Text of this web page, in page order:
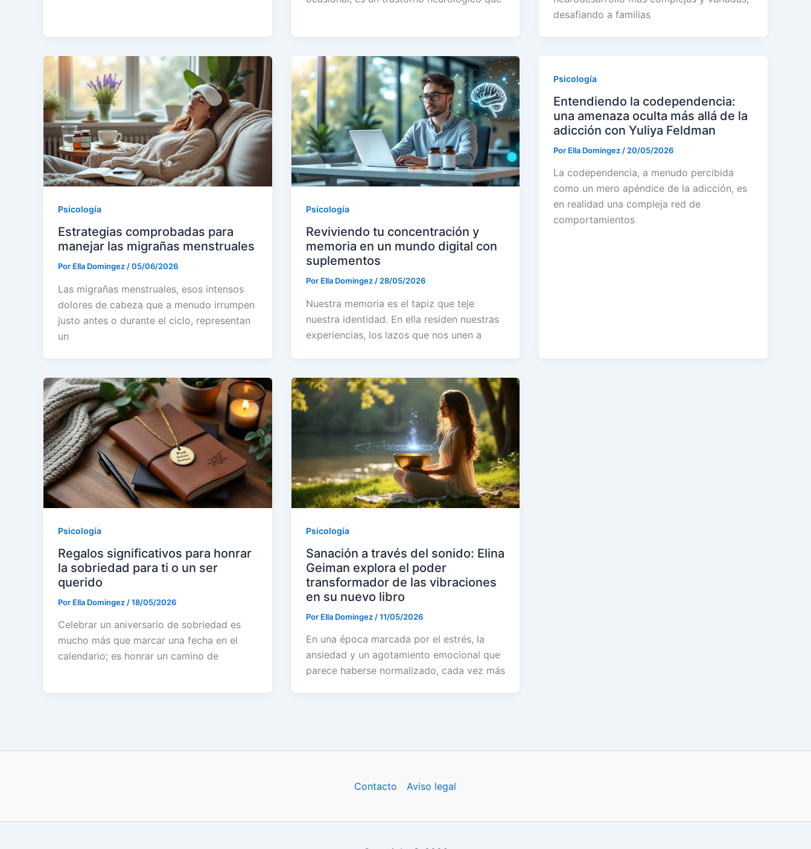
desafiando a familias
Psicología
Estrategias comprobadas para
manejar las migrañas menstruales
Por Ella Domingez /05/06/2026
Las migrañas menstruales, esos intensos
dolores de cabeza que a menudo irrumpen
justo antes o durante el ciclo, representan
un
Psicología
Reviviendo tu concentración y
memoria en un mundo digital con
suplementos
Por Ella Domingez / 28/05/2026
Nuestra memoria es el tapiz que teje
nuestra identidad. En ella residen nuestras
experiencias, los lazos que nos unen a
Psicología
Entendiendo la codependencia:
una amenaza oculta más allá de la
adicción con Yuliya Feldman
Por Ella Domingez / 20/05/2026
La codependencia, a menudo percibida
como un mero apéndice de la adicción, es
en realidad una compleja red de
comportamientos
Psicología
Regalos significativos para honrar
la sobriedad para ti o un ser
querido
Por Ella Domingez /18/05/2026
Celebrar un aniversario de sobriedad es
mucho más que marcar una fecha en el
calendario; es honrar un camino de
Psicología
Sanación a través del sonido: Elina
Geiman explora el poder
transformador de las vibraciones
en su nuevo libro
Por Ella Domingez /11/05/2026
En una época marcada por el estrés, la
ansiedad y un agotamiento emocional que
parece haberse normalizado, cada vez más
Contacto Aviso legal